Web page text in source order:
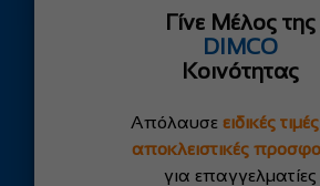
Γίνε Μέλος της
DIMCO
Κοινότητας
Απόλαυσε ειδικές τιμές
αποκλειστικές
για επαγγελματίες